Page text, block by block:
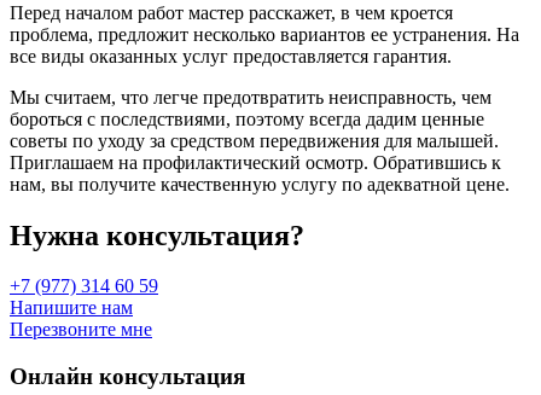
Перед началом работ мастер расскажет, в чем кроется
проблема, предложит несколько вариантов ее устранения. На
все виды оказанных услуг предоставляется гарантия.
Мы считаем, что легче предотвратить неисправность, чем
бороться с последствиями, поэтому всегда дадим ценные
советы по уходу за средством передвижения для малышей.
Приглашаем на профилактический осмотр. Обратившись к
нам, вы получите качественную услугу по адекватной цене.
Нужна консультация?
+7 (977) 314 60 59
Напишите нам
Перезвоните мне
Онлайн консультация